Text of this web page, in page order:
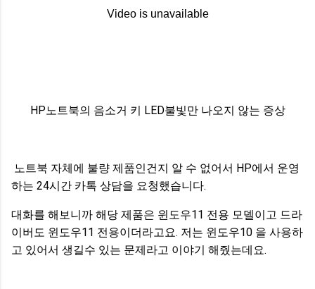
HP노트북의 음소거 키 LED불빛만 나오지 않는 증상
노트북 자체에 불량 제품인건지 알 수 없어서 HP에서 운영
하는 24시간 카톡 상담을 요청했습니다.
대화를 해보니까 해당 제품은 윈도우11 전용 모델이고 드라
이버도 윈도우11 전용이더라고요. 저는 윈도우10 을 사용하
고 있어서 생길수 있는 문제라고 이야기 해줬는데요.